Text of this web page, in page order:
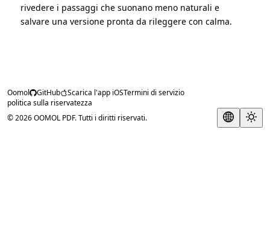
rivedere i passaggi che suonano meno naturali e
salvare una versione pronta da rileggere con calma.
Oomol GitHub Scarica l'app iOSTermini di servizio
politica sulla riservatezza
© 2026 OOMOL PDF. Tutti i diritti riservati.